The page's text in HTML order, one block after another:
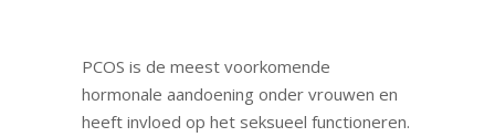
PCOS is de meest voorkomende
hormonale aandoening onder vrouwen en
heeft invloed op het seksueel functioneren.